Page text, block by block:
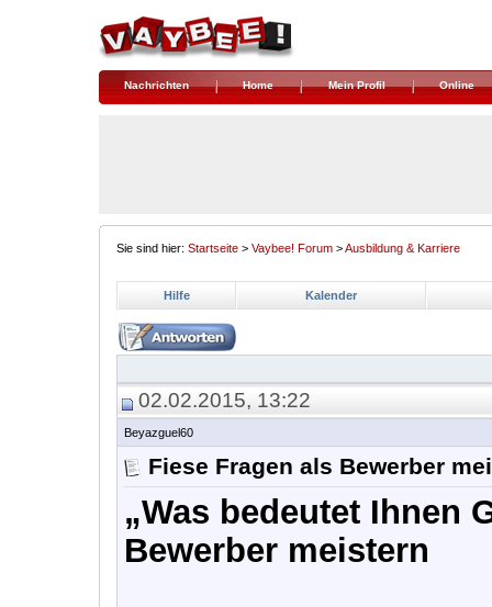
Nachrichten Home Mein Profil Online
Sie sind hier: Startseite > Vaybee! Forum >Ausbildung & Karriere
Hilfe Kalender
02.02.2015, 13:22
Beyazguel60
Fiese Fragen als Bewerber
„Was bedeutet Ihnen
Bewerber meistern